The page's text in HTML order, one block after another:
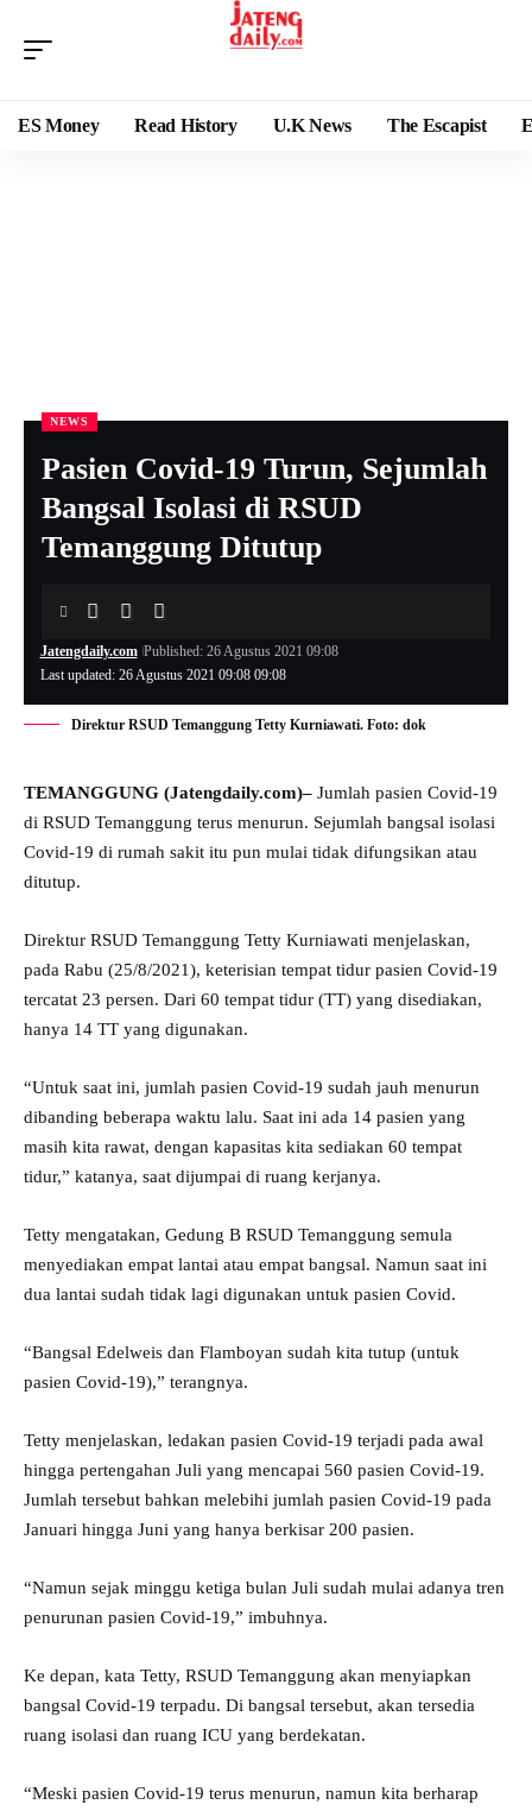
ES Money Read History U.K News The Escapist
NEWS
Pasien Covid-19 Turun, Sejumlah
Bangsal Isolasi di RSUD
Temanggung Ditutup
Last updated: 26 Agustus 2021 09:08 09:08
Jatengdaily.com Published: 26 Agustus 2021 09:08
Direktur RSUD Temanggung Tetty Kurniawati. Foto: dok
TEMANGGUNG (Jatengdaily.com)– Jumlah pasien Covid-19
di RSUD Temanggung terus menurun. Sejumlah bangsal isolasi
Covid-19 di rumah sakit itu pun mulai tidak difungsikan atau
ditutup.
Direktur RSUD Temanggung Tetty Kurniawati menjelaskan,
pada Rabu (25/8/2021), keterisian tempat tidur pasien Covid-19
tercatat 23 persen. Dari 60 tempat tidur (TT) yang disediakan,
hanya 14 TT yang digunakan.
“Untuk saat ini, jumlah pasien Covid-19 sudah jauh menurun
dibanding beberapa waktu lalu. Saat ini ada 14 pasien yang
masih kita rawat, dengan kapasitas kita sediakan 60 tempat
tidur,” katanya, saat dijumpai di ruang kerjanya.
Tetty mengatakan, Gedung B RSUD Temanggung semula
menyediakan empat lantai atau empat bangsal. Namun saat ini
dua lantai sudah tidak lagi digunakan untuk pasien Covid.
“Bangsal Edelweis dan Flamboyan sudah kita tutup (untuk
pasien Covid-19),” terangnya.
Tetty menjelaskan, ledakan pasien Covid-19 terjadi pada awal
hingga pertengahan Juli yang mencapai 560 pasien Covid-19.
Jumlah tersebut bahkan melebihi jumlah pasien Covid-19 pada
Januari hingga Juni yang hanya berkisar 200 pasien.
“Namun sejak minggu ketiga bulan Juli sudah mulai adanya tren
penurunan pasien Covid-19,” imbuhnya.
Ke depan, kata Tetty, RSUD Temanggung akan menyiapkan
bangsal Covid-19 terpadu. Di bangsal tersebut, akan tersedia
ruang isolasi dan ruang ICU yang berdekatan.
“Meski pasien Covid-19 terus menurun, namun kita berharap